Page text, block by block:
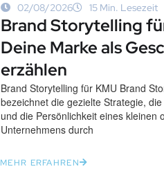
02/08/2026 15 Min. Lesezeit
Brand Storytelling
Deine Marke als
erzählen
Brand Storytelling für KMU Brand
bezeichnet die gezielte Strategie,
und die Persönlichkeit eines kleinen
Unternehmens durch
MEHR ERFAHREN